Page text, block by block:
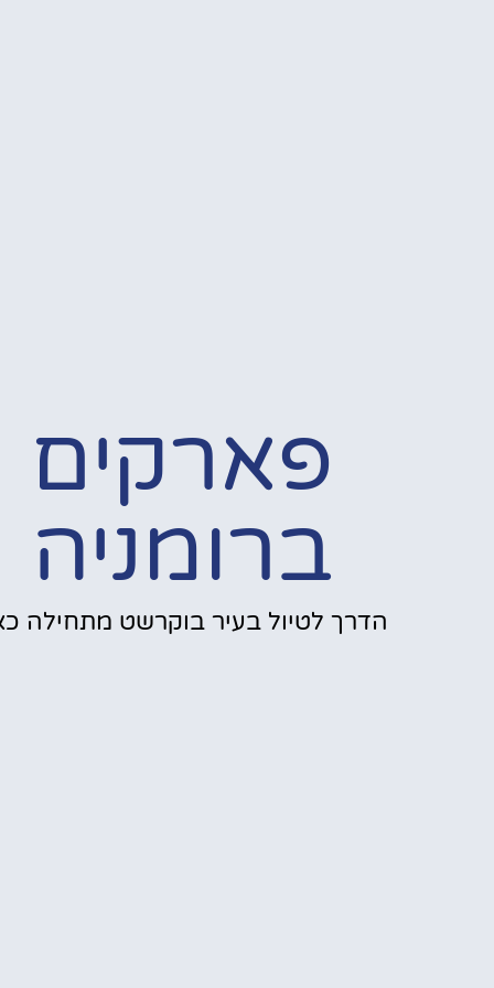
פארקים
ברומניה
הדרך לטיול בעיר בוקרשט מתחילה